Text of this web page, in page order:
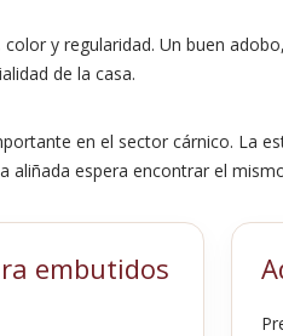
y regularidad. Un buen
de la casa.
en el sector cárnico. La
aliñada espera encontrar el
embutidos